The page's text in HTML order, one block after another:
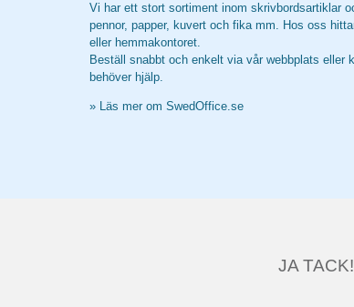
Vi har ett stort sortiment inom skrivbordsartiklar
pennor, papper, kuvert och fika mm. Hos oss
eller hemmakontoret.
Beställ snabbt och enkelt via vår webbplats eller
behöver hjälp.
» Läs mer om SwedOffice.se
JA TACK!